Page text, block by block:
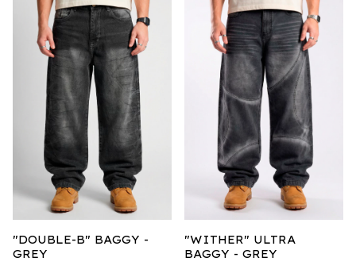
"DOUBLE-B" BAGGY -
GREY
"WITHER" ULTRA
BAGGY - GREY